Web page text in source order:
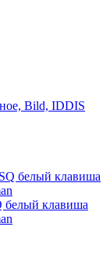
Bild, IDDIS
белый клавиша